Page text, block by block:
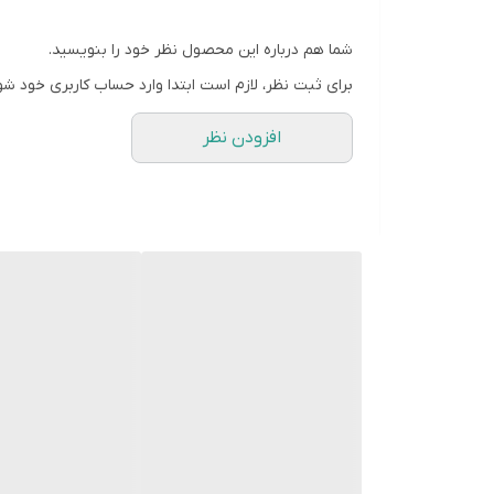
ولتاژ ورودی: 100-240 ولت
پشتیبانی از فناوری شارژ سریع کوالکام (QC): دارد
شما هم درباره این محصول نظر خود را بنویسید.
برای ثبت نظر، لازم است ابتدا وارد حساب کاربری خود
افزودن نظر